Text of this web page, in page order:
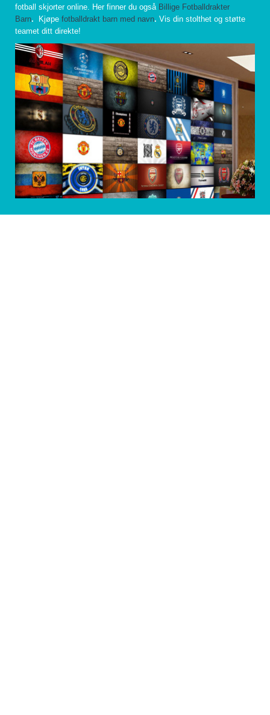
fotball skjorter online. Her finner du også Billige Fotballdrakter
Barn. Kjøpe fotballdrakt barn med navn. Vis din stolthet og støtte
teamet ditt direkte!